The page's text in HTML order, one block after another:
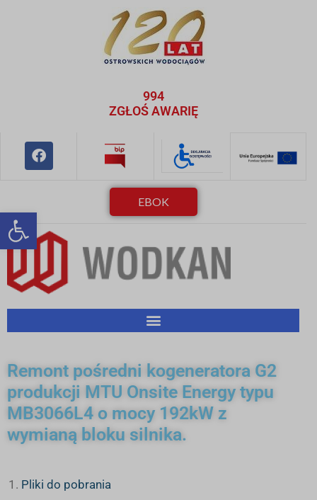
Otwórz pasek narzędzi
994
ZGŁOŚ AWARIĘ
EBOK
Remont pośredni kogeneratora G2
produkcji MTU Onsite Energy typu
MB3066L4 o mocy 192kW z
wymianą bloku silnika.
Pliki do pobrania